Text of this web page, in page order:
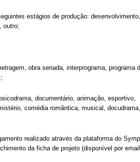
estágios de produção: desenvolvimento,
outro;
obra seriada, interprograma, programa
documentário, animação, esportivo,
comédia romântica, musical, docudrama,
realizado através da plataforma do
da ficha de projeto (disponível por email